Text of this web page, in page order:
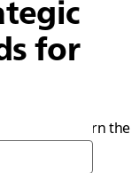
for
to learn the
— and how IT